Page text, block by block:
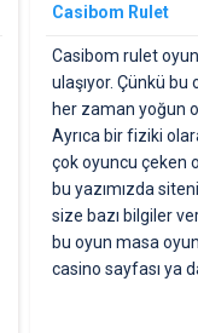
Casibom Rulet
Casibom rulet
ulaşıyor. Çünkü bu
her zaman yoğun
Ayrıca bir fiziki
çok oyuncu çeken
bu yazımızda
size bazı bilgiler
bu oyun masa
casino sayfası ya